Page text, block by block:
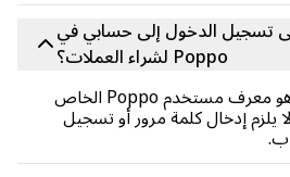
الدخول إلى حسابي في
Poppo لشراء العملات؟
لا، كل ما تحتاجه هو معرف مستخدم Poppo الخاص
إدخال كلمة مرور أو تسجيل